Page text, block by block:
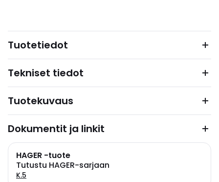
Tuotetiedot
Tekniset tiedot
Tuotekuvaus
Dokumentit ja linkit
HAGER -tuote
Tutustu HAGER-sarjaan
K.5